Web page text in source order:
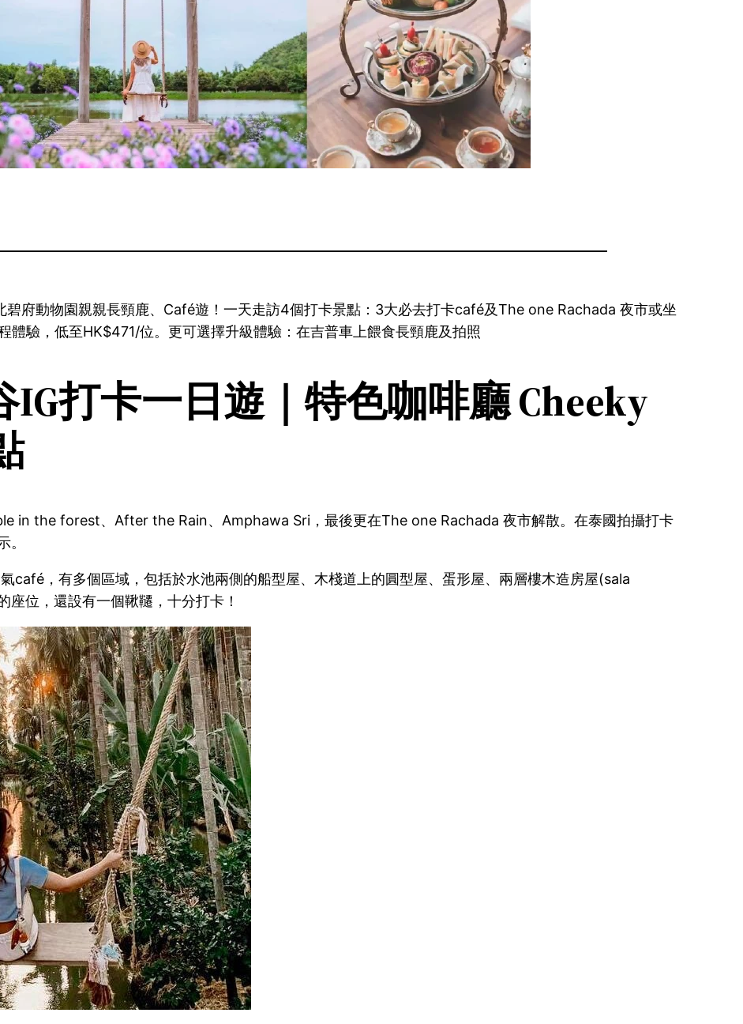
府動物園親親長頸鹿、Café遊！一天走訪4個打卡景點：3大必去打卡café及The one Rachada 夜市或坐
體驗，低至HK$471/位。更可選擇升級體驗：在吉普車上餵食長頸鹿及拍照
IG打卡一日遊｜特色咖啡廳 Cheeky
in the forest、After the Rain、Amphawa Sri，最後更在The one Rachada 夜市解散。在泰國拍攝打卡
。
café，有多個區域，包括於水池兩側的船型屋、木棧道上的圓型屋、蛋形屋、兩層樓木造房屋(sala
位，還設有一個鞦韆，十分打卡！